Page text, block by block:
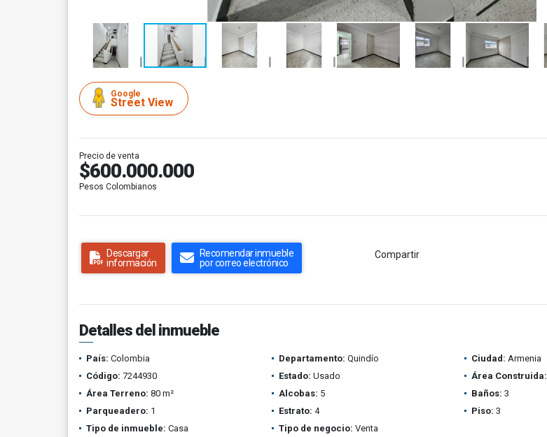
Google
Street View
Precio de venta
$600.000.000
Pesos Colombianos
Descargar
información
Recomendar inmueble
por correo electrónico
Compartir
Detalles del inmueble
País: Colombia Departamento: Quindío Ciudad: Armenia
Código: 7244930 Estado: Usado Área Construida:
Área Terreno: 80 m² Alcobas: 5 Baños: 3
Parqueadero: 1 Estrato: 4 Piso: 3
Tipo de inmueble: Casa Tipo de negocio: Venta